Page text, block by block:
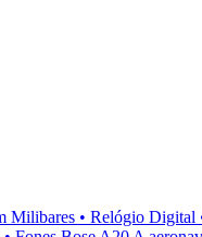
Milibares • Relógio